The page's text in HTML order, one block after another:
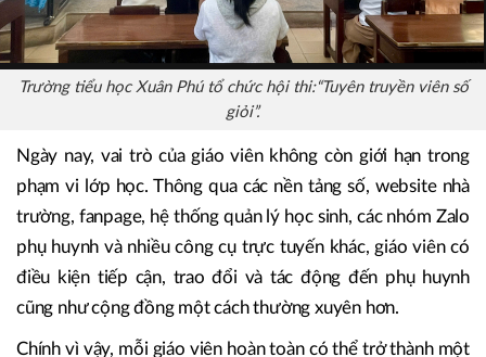
Trường tiểu học Xuân Phú tổ chức hội thi:“Tuyên truyền viên số
giỏi”.
Ngày nay, vai trò của giáo viên không còn giới hạn trong
phạm vi lớp học. Thông qua các nền tảng số, website nhà
trường, fanpage, hệ thống quản lý học sinh, các nhóm Zalo
phụ huynh và nhiều công cụ trực tuyến khác, giáo viên có
điều kiện tiếp cận, trao đổi và tác động đến phụ huynh
cũng như cộng đồng một cách thường xuyên hơn.
Chính vì vậy, mỗi giáo viên hoàn toàn có thể trở thành một